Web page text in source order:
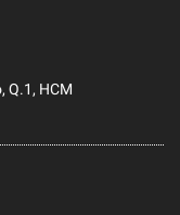
Q.1, HCM